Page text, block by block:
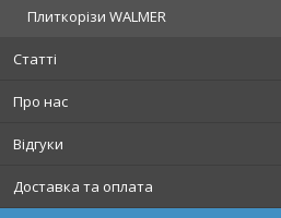
Плиткорізи WALMER
Статті
Про нас
Відгуки
Доставка та оплата